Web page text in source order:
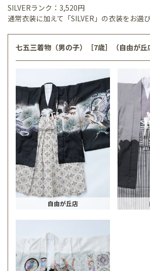
SILVERランク：3,520円
通常衣装に加えて「SILVER」の衣装をお選
七五三着物（男の子）［7歳］（自由が丘
自由が丘店